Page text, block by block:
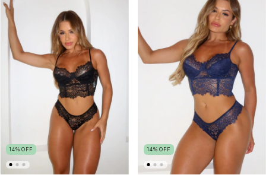
14% OFF 14% OFF